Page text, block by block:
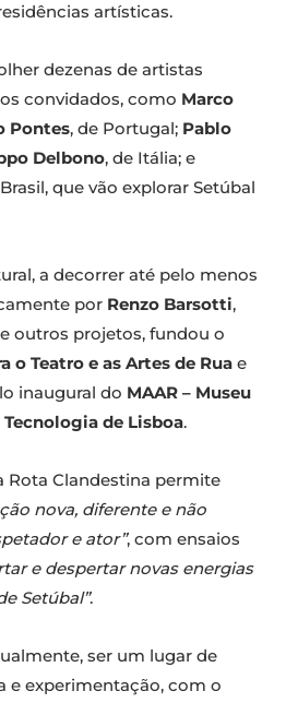
artísticas.
dezenas de artistas
convidados, como Marco
Pontes, de Portugal; Pablo
Delbono, de Itália; e
que vão explorar Setúbal
a decorrer até pelo menos
por Renzo Barsotti,
outros projetos, fundou o
o Teatro e as Artes de Rua e
inaugural do MAAR – Museu
de Lisboa.
Rota Clandestina permite
nova, diferente e não
e ator”, com ensaios
e despertar novas energias
Setúbal”.
ser um lugar de
e experimentação, com o